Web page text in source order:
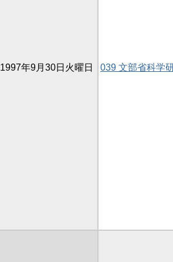
1997年9月30日火曜日 039 文部省科学